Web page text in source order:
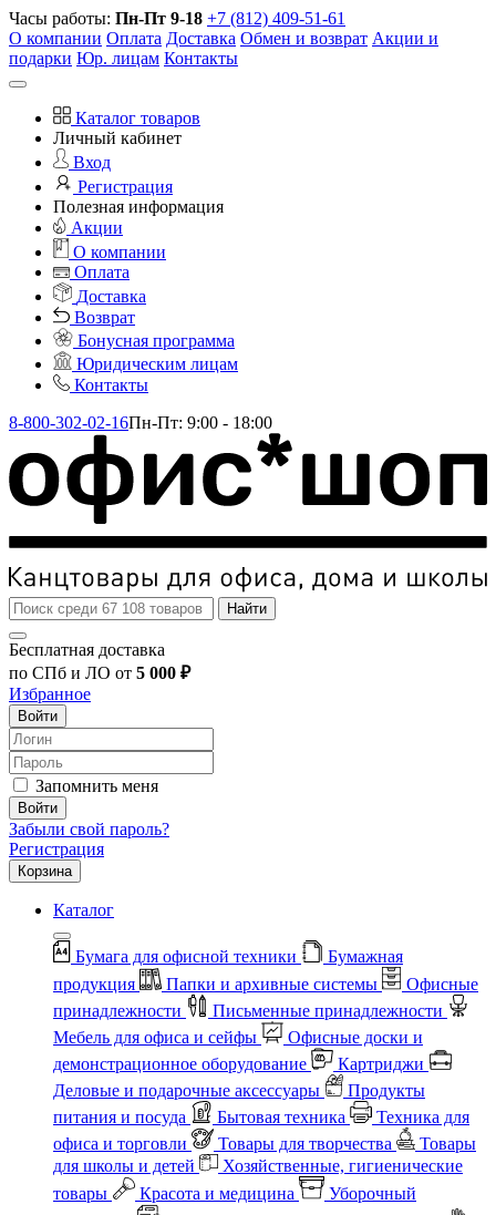
Часы работы: Пн-Пт 9-18 +7 (812) 409-51-61
О компании Оплата Доставка Обмен и возврат Акции и
подарки Юр. лицам Контакты
Каталог товаров
Личный кабинет
Вход
Регистрация
Полезная информация
Акции
О компании
Оплата
Доставка
Возврат
Бонусная программа
Юридическим лицам
Контакты
8-800-302-02-16Пн-Пт: 9:00 - 18:00
Найти
Бесплатная доставка
по СПб и ЛО от 5 000 ₽
Избранное
Войти
Запомнить меня
Войти
Забыли свой пароль?
Регистрация
Корзина
Каталог
Бумага для офисной техники
Бумажная
продукция
Папки и архивные системы
Офисные
принадлежности
Письменные принадлежности
Мебель для офиса и сейфы
Офисные доски и
демонстрационное оборудование
Картриджи
Деловые и подарочные аксессуары
Продукты
питания и посуда
Бытовая техника
Техника для
офиса и торговли
Товары для творчества
Товары
для школы и детей
Хозяйственные, гигиенические
товары
Красота и медицина
Уборочный